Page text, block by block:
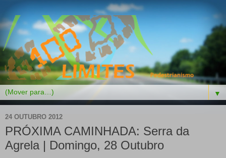
▼
24 OUTUBRO 2012
PRÓXIMA CAMINHADA: Serra da
Agrela | Domingo, 28 Outubro